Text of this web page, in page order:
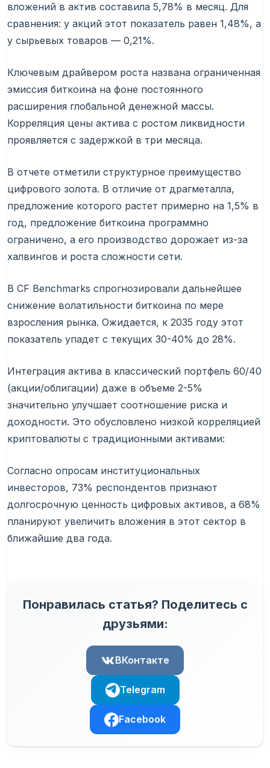
вложений в актив составила 5,78% в месяц. Для
сравнения: у акций этот показатель равен 1,48%, а
у сырьевых товаров — 0,21%.
Ключевым драйвером роста названа ограниченная
эмиссия биткоина на фоне постоянного
расширения глобальной денежной массы.
Корреляция цены актива с ростом ликвидности
проявляется с задержкой в три месяца.
В отчете отметили структурное преимущество
цифрового золота. В отличие от драгметалла,
предложение которого растет примерно на 1,5% в
год, предложение биткоина программно
ограничено, а его производство дорожает из-за
халвингов и роста сложности сети.
В CF Benchmarks спрогнозировали дальнейшее
снижение волатильности биткоина по мере
взросления рынка. Ожидается, к 2035 году этот
показатель упадет с текущих 30-40% до 28%.
Интеграция актива в классический портфель 60/40
(акции/облигации) даже в объеме 2-5%
значительно улучшает соотношение риска и
доходности. Это обусловлено низкой корреляцией
криптовалюты с традиционными активами:
Согласно опросам институциональных
инвесторов, 73% респондентов признают
долгосрочную ценность цифровых активов, а 68%
планируют увеличить вложения в этот сектор в
ближайшие два года.
Понравилась статья? Поделитесь с
друзьями:
ВКонтакте
Telegram
Facebook